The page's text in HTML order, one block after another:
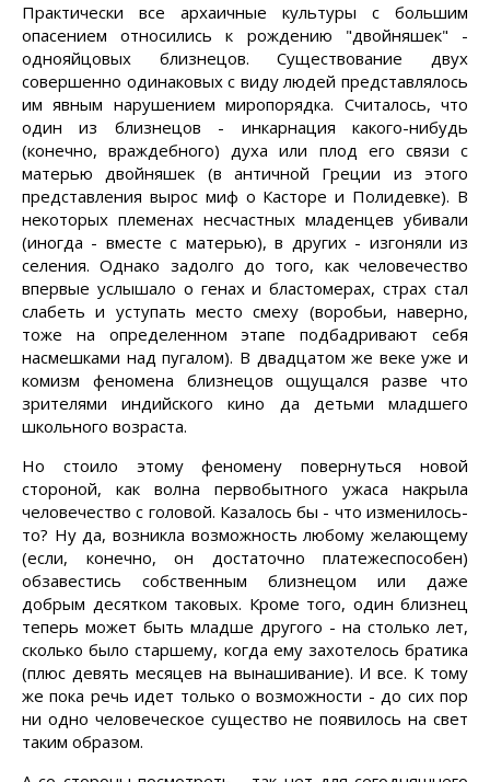
Практически все архаичные культуры с большим
опасением относились к рождению "двойняшек" -
однояйцовых близнецов. Существование двух
совершенно одинаковых с виду людей представлялось
им явным нарушением миропорядка. Считалось, что
один из близнецов - инкарнация какого-нибудь
(конечно, враждебного) духа или плод его связи с
матерью двойняшек (в античной Греции из этого
представления вырос миф о Касторе и Полидевке). В
некоторых племенах несчастных младенцев убивали
(иногда - вместе с матерью), в других - изгоняли из
селения. Однако задолго до того, как человечество
впервые услышало о генах и бластомерах, страх стал
слабеть и уступать место смеху (воробьи, наверно,
тоже на определенном этапе подбадривают себя
насмешками над пугалом). В двадцатом же веке уже и
комизм феномена близнецов ощущался разве что
зрителями индийского кино да детьми младшего
школьного возраста.
Но стоило этому феномену повернуться новой
стороной, как волна первобытного ужаса накрыла
человечество с головой. Казалось бы - что изменилось-
то? Ну да, возникла возможность любому желающему
(если, конечно, он достаточно платежеспособен)
обзавестись собственным близнецом или даже
добрым десятком таковых. Кроме того, один близнец
теперь может быть младше другого - на столько лет,
сколько было старшему, когда ему захотелось братика
(плюс девять месяцев на вынашивание). И все. К тому
же пока речь идет только о возможности - до сих пор
ни одно человеческое существо не появилось на свет
таким образом.